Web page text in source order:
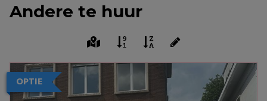
Andere te huur
OPTIE